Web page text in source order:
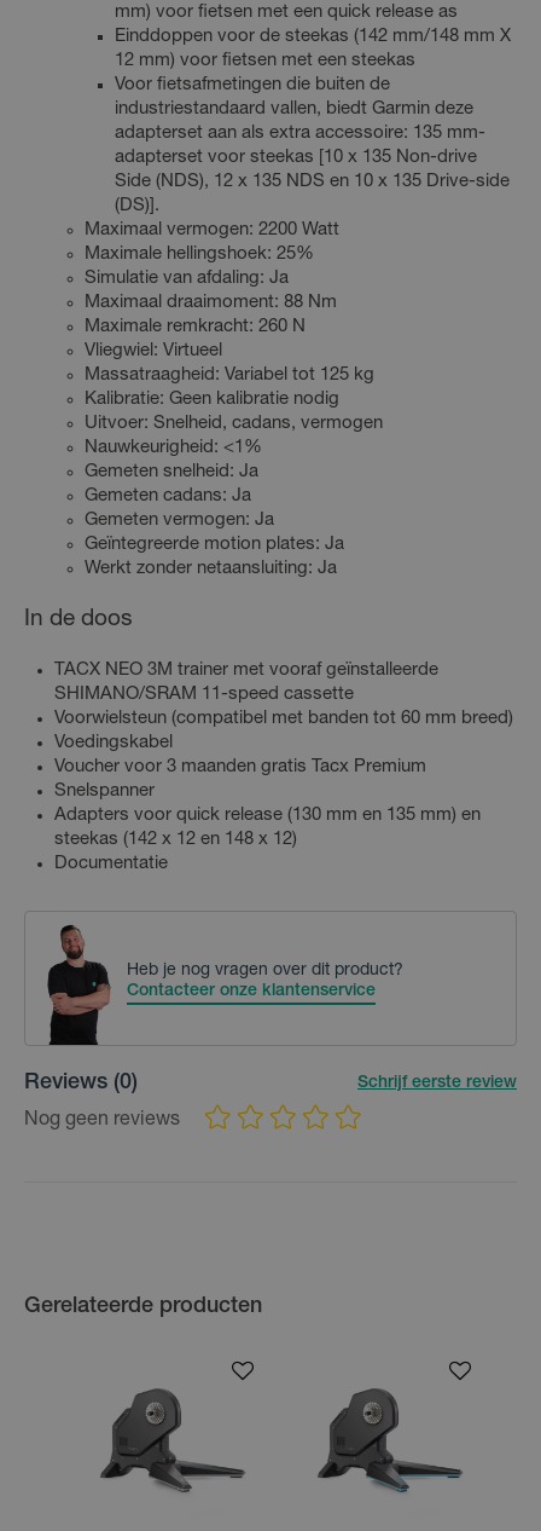
mm) voor fietsen met een quick release as
Einddoppen voor de steekas (142 mm/148 mm X
12 mm) voor fietsen met een steekas
Voor fietsafmetingen die buiten de
industriestandaard vallen, biedt Garmin deze
adapterset aan als extra accessoire: 135 mm-
adapterset voor steekas [10 x 135 Non-drive
Side (NDS), 12 x 135 NDS en 10 x 135 Drive-side
(DS)].
Maximaal vermogen: 2200 Watt
Maximale hellingshoek: 25%
Simulatie van afdaling: Ja
Maximaal draaimoment: 88 Nm
Maximale remkracht: 260 N
Vliegwiel: Virtueel
Massatraagheid: Variabel tot 125 kg
Kalibratie: Geen kalibratie nodig
Uitvoer: Snelheid, cadans, vermogen
Nauwkeurigheid: <1%
Gemeten snelheid: Ja
Gemeten cadans: Ja
Gemeten vermogen: Ja
Geïntegreerde motion plates: Ja
Werkt zonder netaansluiting: Ja
In de doos
TACX NEO 3M trainer met vooraf geïnstalleerde
SHIMANO/SRAM 11-speed cassette
Voorwielsteun (compatibel met banden tot 60 mm breed)
Voedingskabel
Voucher voor 3 maanden gratis Tacx Premium
Snelspanner
Adapters voor quick release (130 mm en 135 mm) en
steekas (142 x 12 en 148 x 12)
Documentatie
Heb je nog vragen over dit product?
Contacteer onze klantenservice
Reviews (0) Schrijf eerste review
Nog geen reviews
Gerelateerde producten